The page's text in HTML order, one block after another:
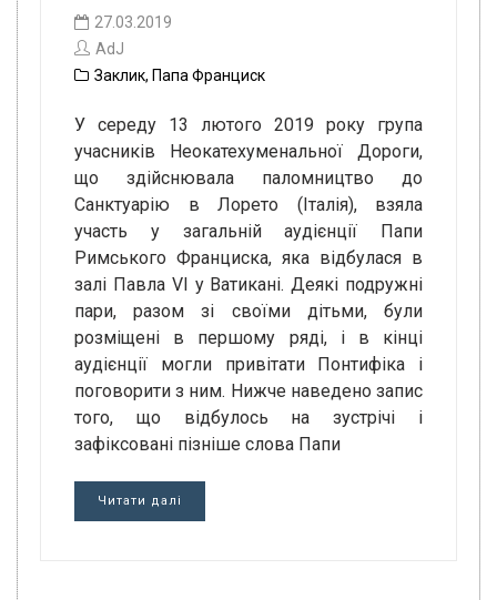
27.03.2019
AdJ
Заклик, Папа Франциск
У середу 13 лютого 2019 року група
учасників Неокатехуменальної Дороги,
що здійснювала паломництво до
Санктуарію в Лорето (Італія), взяла
участь у загальній аудієнції Папи
Римського Франциска, яка відбулася в
залі Павла VI у Ватикані. Деякі подружні
пари, разом зі своїми дітьми, були
розміщені в першому ряді, і в кінці
аудієнції могли привітати Понтифіка і
поговорити з ним. Нижче наведено запис
того, що відбулось на зустрічі і
зафіксовані пізніше слова Папи
Читати далі